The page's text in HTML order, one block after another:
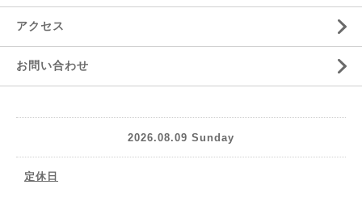
アクセス
お問い合わせ
2026.08.09 Sunday
定休日